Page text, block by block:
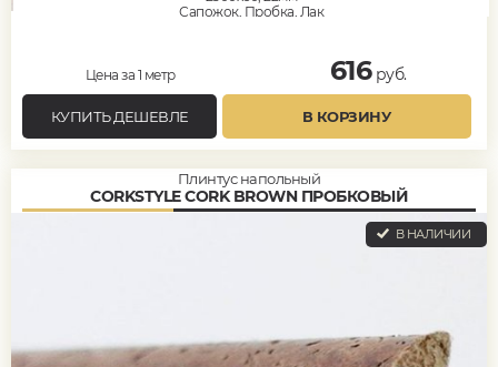
Сапожок, Пробка, Лак
Цена за 1 метр 616руб.
КУПИТЬ ДЕШЕВЛЕ В КОРЗИНУ
Плинтус напольный
CORKSTYLE CORK BROWN ПРОБКОВЫЙ
В НАЛИЧИИ